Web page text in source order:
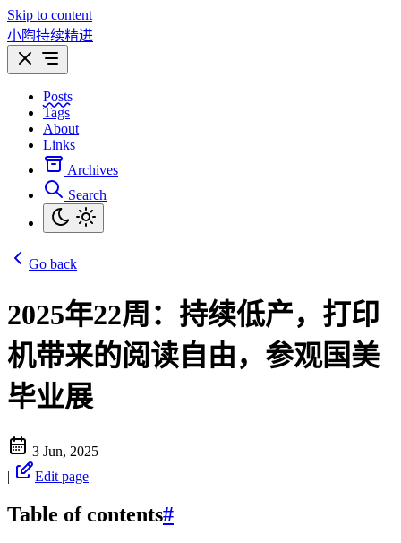
Skip to content
小陶持续精进
Posts
Tags
About
Links
Archives
Search
Go back
2025年22周：持续低产，打印
机带来的阅读自由，参观国美
毕业展
3 Jun, 2025
|
Edit page
Table of contents#